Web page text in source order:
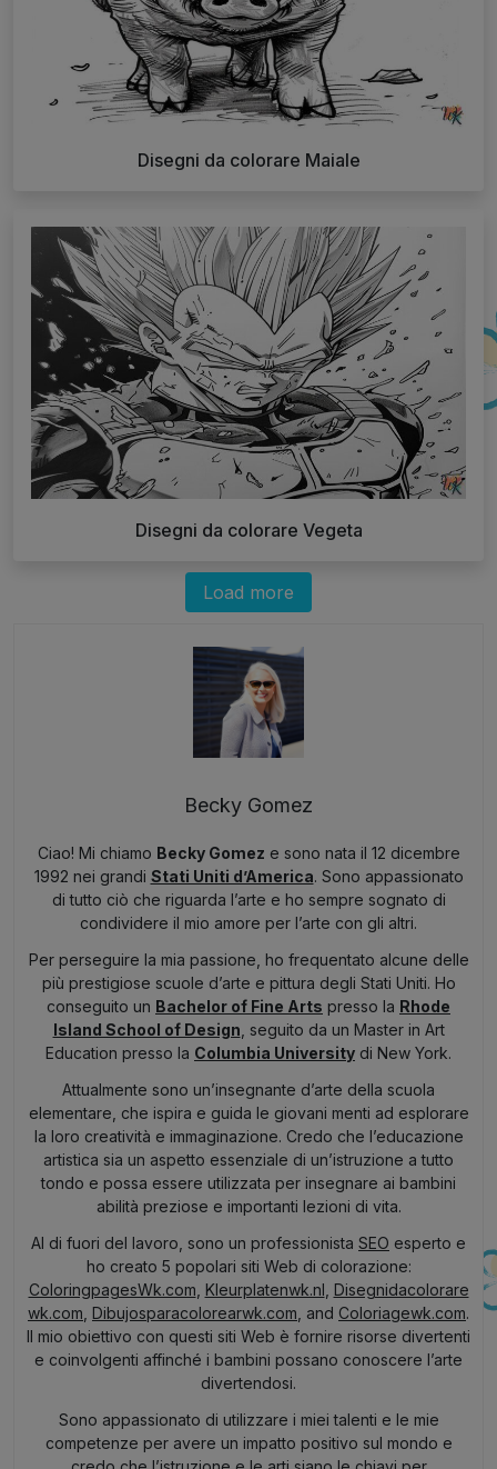
Disegni da colorare Maiale
Disegni da colorare Vegeta
Load more
Becky Gomez
Ciao! Mi chiamo Becky Gomez e sono nata il 12 dicembre
1992 nei grandi Stati Uniti d’America. Sono appassionato
di tutto ciò che riguarda l’arte e ho sempre sognato di
condividere il mio amore per l’arte con gli altri.
Per perseguire la mia passione, ho frequentato alcune delle
più prestigiose scuole d’arte e pittura degli Stati Uniti. Ho
conseguito un Bachelor of Fine Arts presso la Rhode
Island School of Design , seguito da un Master in Art
Education presso la Columbia University di New York.
Attualmente sono un’insegnante d’arte della scuola
elementare, che ispira e guida le giovani menti ad esplorare
la loro creatività e immaginazione. Credo che l’educazione
artistica sia un aspetto essenziale di un’istruzione a tutto
tondo e possa essere utilizzata per insegnare ai bambini
abilità preziose e importanti lezioni di vita.
Al di fuori del lavoro, sono un professionista SEO esperto e
ho creato 5 popolari siti Web di colorazione:
ColoringpagesWk.com Kleurplatenwk.nl Disegnidacolorare
wk.com Dibujosparacolorearwk.com , and Coloriagewk.com.
Il mio obiettivo con questi siti Web è fornire risorse divertenti
e coinvolgenti affinché i bambini possano conoscere l’arte
divertendosi.
Sono appassionato di utilizzare i miei talenti e le mie
competenze per avere un impatto positivo sul mondo e